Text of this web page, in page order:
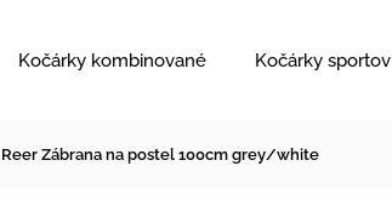
Kočárky kombinované Kočárky
Reer Zábrana na postel 100cm grey/white